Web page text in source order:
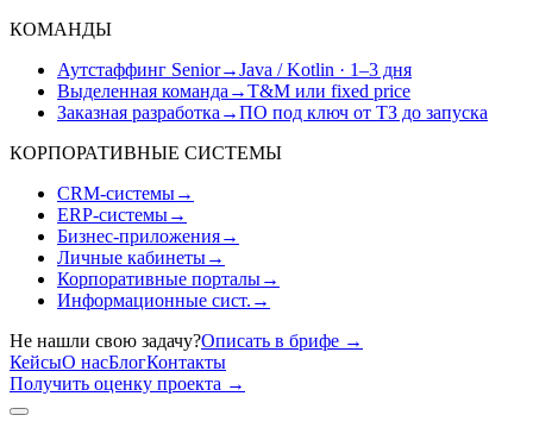
КОМАНДЫ
Аутстаффинг Senior→Java / Kotlin · 1–3 дня
Выделенная команда →T&M или fixed price
Заказная разработка →ПО под ключ от ТЗ до запуска
КОРПОРАТИВНЫЕ СИСТЕМЫ
CRM-системы→
ERP-системы→
Бизнес-приложения→
Личные кабинеты→
Корпоративные порталы→
Информационные сист. →
Не нашли свою задачу?Описать в брифе →
КейсыО насБлогКонтакты
Получить оценку проекта →